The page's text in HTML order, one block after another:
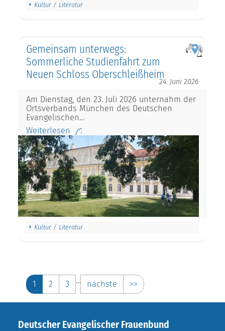
Kultur / Literatur
Gemeinsam unterwegs:
Sommerliche Studienfahrt zum
Neuen Schloss Oberschleißheim
24. Juni 2026
Am Dienstag, den 23. Juli 2026 unternahm der
Ortsverbands München des Deutschen
Evangelischen…
Weiterlesen
Kultur / Literatur
1 2 3 … nächste >>
Deutscher Evangelischer Frauenbund